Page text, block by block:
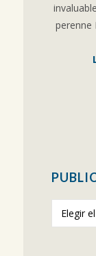
perenne
anteriores